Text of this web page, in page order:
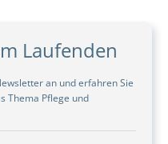
Laufenden
an und erfahren Sie
Thema Pflege und